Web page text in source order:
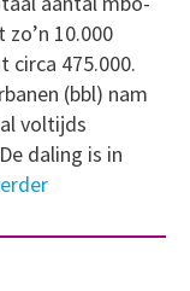
10.000
circa 475.000.
(bbl) nam
voltijds
daling is in